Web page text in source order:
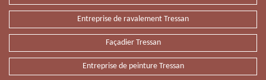
Entreprise de ravalement Tressan
Façadier Tressan
Entreprise de peinture Tressan